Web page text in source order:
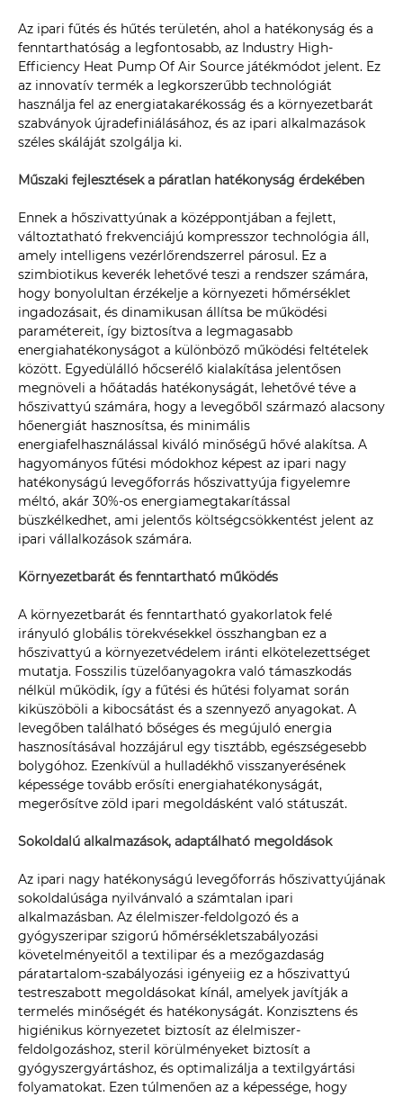
Az ipari fűtés és hűtés területén, ahol a hatékonyság és a
fenntarthatóság a legfontosabb, az Industry High-
Efficiency Heat Pump Of Air Source játékmódot jelent. Ez
az innovatív termék a legkorszerűbb technológiát
használja fel az energiatakarékosság és a környezetbarát
szabványok újradefiniálásához, és az ipari alkalmazások
széles skáláját szolgálja ki.
Műszaki fejlesztések a páratlan hatékonyság érdekében
Ennek a hőszivattyúnak a középpontjában a fejlett,
változtatható frekvenciájú kompresszor technológia áll,
amely intelligens vezérlőrendszerrel párosul. Ez a
szimbiotikus keverék lehetővé teszi a rendszer számára,
hogy bonyolultan érzékelje a környezeti hőmérséklet
ingadozásait, és dinamikusan állítsa be működési
paramétereit, így biztosítva a legmagasabb
energiahatékonyságot a különböző működési feltételek
között. Egyedülálló hőcserélő kialakítása jelentősen
megnöveli a hőátadás hatékonyságát, lehetővé téve a
hőszivattyú számára, hogy a levegőből származó alacsony
hőenergiát hasznosítsa, és minimális
energiafelhasználással kiváló minőségű hővé alakítsa. A
hagyományos fűtési módokhoz képest az ipari nagy
hatékonyságú levegőforrás hőszivattyúja figyelemre
méltó, akár 30%-os energiamegtakarítással
büszkélkedhet, ami jelentős költségcsökkentést jelent az
ipari vállalkozások számára.
Környezetbarát és fenntartható működés
A környezetbarát és fenntartható gyakorlatok felé
irányuló globális törekvésekkel összhangban ez a
hőszivattyú a környezetvédelem iránti elkötelezettséget
mutatja. Fosszilis tüzelőanyagokra való támaszkodás
nélkül működik, így a fűtési és hűtési folyamat során
kiküszöböli a kibocsátást és a szennyező anyagokat. A
levegőben található bőséges és megújuló energia
hasznosításával hozzájárul egy tisztább, egészségesebb
bolygóhoz. Ezenkívül a hulladékhő visszanyerésének
képessége tovább erősíti energiahatékonyságát,
megerősítve zöld ipari megoldásként való státuszát.
Sokoldalú alkalmazások, adaptálható megoldások
Az ipari nagy hatékonyságú levegőforrás hőszivattyújának
sokoldalúsága nyilvánvaló a számtalan ipari
alkalmazásban. Az élelmiszer-feldolgozó és a
gyógyszeripar szigorú hőmérsékletszabályozási
követelményeitől a textilipar és a mezőgazdaság
páratartalom-szabályozási igényeiig ez a hőszivattyú
testreszabott megoldásokat kínál, amelyek javítják a
termelés minőségét és hatékonyságát. Konzisztens és
higiénikus környezetet biztosít az élelmiszer-
feldolgozáshoz, steril körülményeket biztosít a
gyógyszergyártáshoz, és optimalizálja a textilgyártási
folyamatokat. Ezen túlmenően az a képessége, hogy